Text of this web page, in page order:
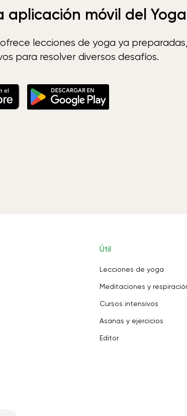
aplicación móvil del
lecciones de yoga ya
para resolver diversos desafíos.
Útil
Lecciones de yoga
Meditaciones y
Cursos intensivos
Asanas y ejercicios
Editor